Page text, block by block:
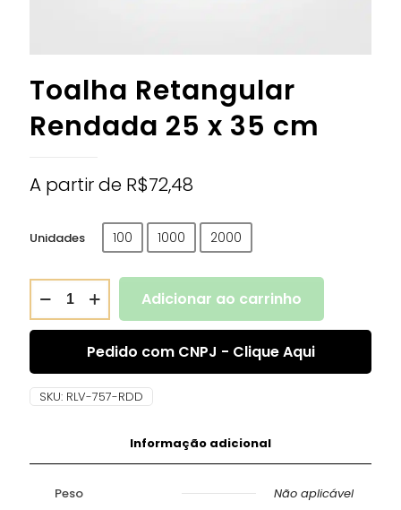
Toalha Retangular
Rendada 25 x 35 cm
A partir de R$72,48
Unidades 100 1000 2000
Adicionar ao carrinho
Pedido com CNPJ - Clique Aqui
SKU: RLV-757-RDD
Informação adicional
Peso
Não aplicável